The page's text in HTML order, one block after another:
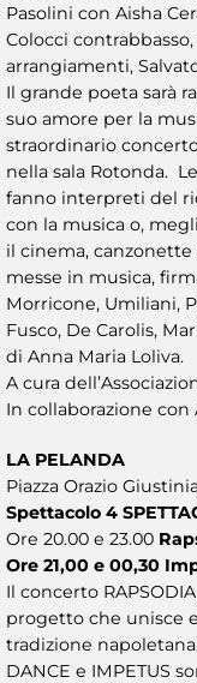
Pasolini con Aisha
Colocci
arrangiamenti,
Il grande poeta sarà
suo amore per la
straordinario
nella sala Rotonda.
fanno interpreti del
con la musica o,
il cinema,
messe in musica,
Morricone, Umiliani,
Fusco, De Carolis,
di Anna Maria Loliva.
A cura
In collaborazione con
LA PELANDA
Piazza Orazio
Spettacolo 4
Ore 20.00 e 23.00
Ore 21,00 e 00,30
Il concerto
progetto che unisce
tradizione
DANCE e IMPETUS